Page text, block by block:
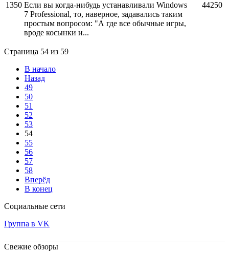
1350 Если вы когда-нибудь устанавливали Windows
7 Professional, то, наверное, задавались таким
простым вопросом: "А где все обычные игры,
вроде косынки и...
44250
Страница 54 из 59
В начало
Назад
49
50
51
52
53
54
55
56
57
58
Вперёд
В конец
Социальные сети
Группа в VK
Свежие обзоры